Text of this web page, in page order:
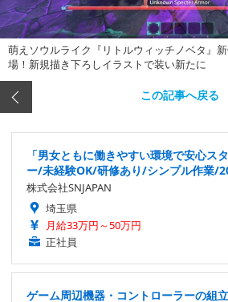
萌えソウルライク『リトルウィッチノベタ』
場！新規描き下ろしイラストで装い新たに
この記事へ戻る
「男女ともに働きやすい環境で安心ス
ー/未経験OK/研修あり/シンプル作業/
株式会社SNJAPAN
埼玉県
月給33万円～50万円
正社員
ゲーム周辺機器・コントローラーの組